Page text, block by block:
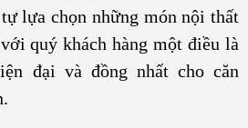
lựa chọn những món nội thất
quý khách hàng một điều là
đại và đồng nhất cho căn